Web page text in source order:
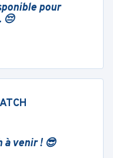
pour
😔
à venir ! 😎